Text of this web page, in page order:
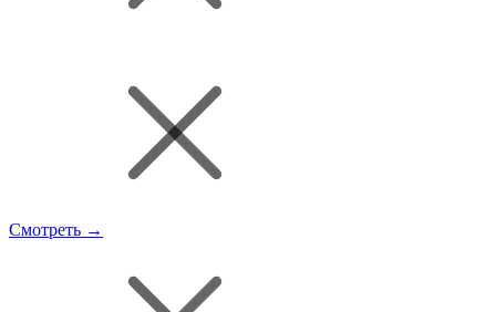
Смотреть →